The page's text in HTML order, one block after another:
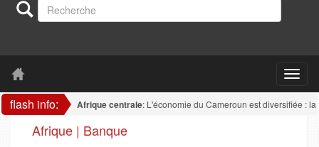
flash info:Afrique centrale: L'économie du Cameroun est diversifiée : la
Afrique | Banque